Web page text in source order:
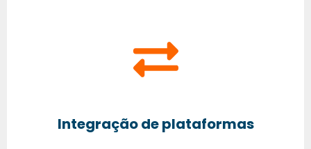
Integração de plataformas